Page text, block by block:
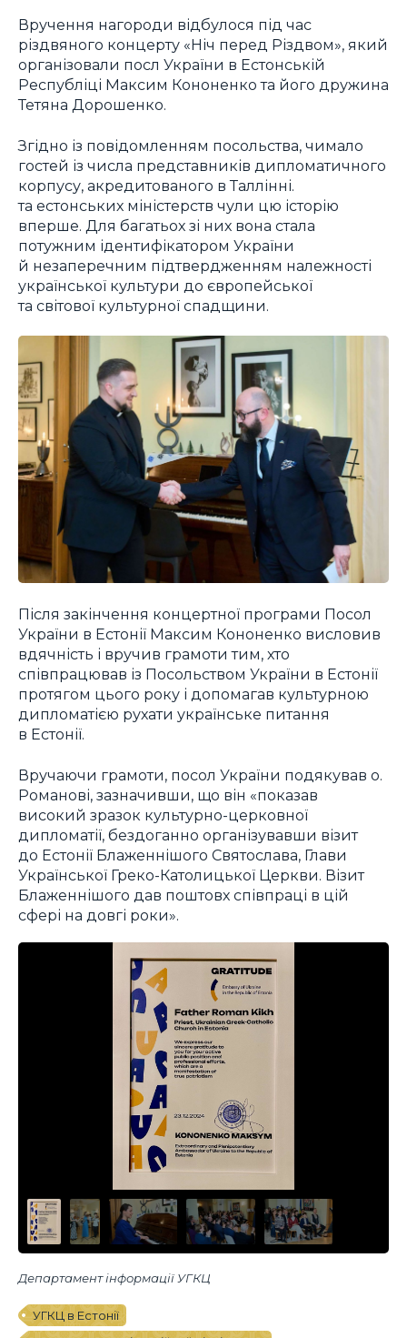
Вручення нагороди відбулося під час
різдвяного концерту «Ніч перед Різдвом», який
організовали посл України в Естонській
Республіці Максим Кононенко та його дружина
Тетяна Дорошенко.
Згідно із повідомленням посольства, чимало
гостей із числа представників дипломатичного
корпусу, акредитованого в Таллінні.
та естонських міністерств чули цю історію
вперше. Для багатьох зі них вона стала
потужним ідентифікатором України
й незаперечним підтвердженням належності
української культури до європейської
та світової культурної спадщини.
Після закінчення концертної програми Посол
України в Естонії Максим Кононенко висловив
вдячність і вручив грамоти тим, хто
співпрацював із Посольством України в Естонії
протягом цього року і допомагав культурною
дипломатією рухати українське питання
в Естонії.
Вручаючи грамоти, посол України подякував о.
Романові, зазначивши, що він «показав
високий зразок культурно-церковної
дипломатії, бездоганно організувавши візит
до Естонії Блаженнішого Святослава, Глави
Української Греко-Католицької Церкви. Візит
Блаженнішого дав поштовх співпраці в цій
сфері на довгі роки».
Департамент інформації УГКЦ
УГКЦ в Естонії